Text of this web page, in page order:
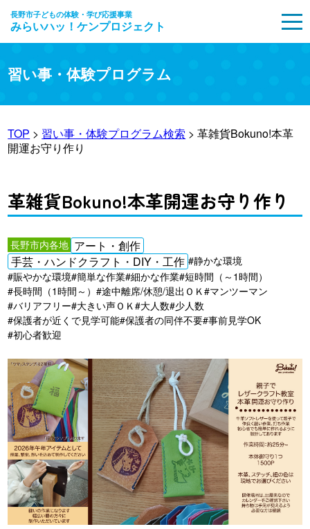
長野市子どもの体験・学び応援事業
みらいハッ！ケンプロジェクト
習い事・体験プログラム
TOP > 習い事・体験プログラム検索 > 革雑貨Bokuno!本革
開運お守り作り
革雑貨Bokuno!本革開運お守り作り
長野市内各地 アート・創作
手芸・ハンドクラフト・DIY・工作 #静かな環境
#賑やかな環境#簡単な作業#細かな作業#短時間（～1時間）
#長時間（1時間～）#途中離席/休憩/退出ＯＫ#マンツーマン
#バリアフリー#大きい声ＯＫ#大人数#少人数
#保護者が近くで見学可能#保護者の同伴不要#事前見学OK
#初心者歓迎